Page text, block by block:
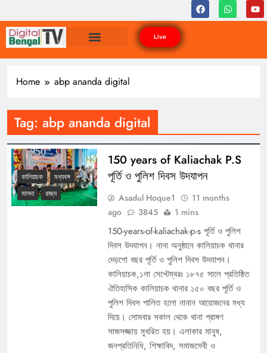
Live
Home abp ananda digital
Tag: abp ananda digital
কালিয়াচক
মধ্যবঙ্গ
মালদা
রাজ্য
150 years of Kaliachak P.S
পূর্তি ও পুলিশ দিবস উদযাপন
Asadul Hoque1
11 months
ago
3845 1 mins
150-years-of-kaliachak-p-s পূর্তি ও পুলিশ
দিবস উদযাপন। নানা অনুষ্ঠানে কালিয়াচক থানার
দেড়শো বছর পূর্তি ও পুলিশ দিবস উদযাপন।
কালিয়াচক,১লা সেপ্টেম্বরঃ ১৮৭৫ সালে প্রতিষ্ঠিত
ঐতিহাসিক কালিয়াচক থানার ১৫০ বছর পূর্তি ও
পুলিশ দিবস পালিত হলো নানান আয়োজনের মধ্য
দিয়ে। সোমবার সকাল থেকে থানা প্রাঙ্গণ
সাজসজ্জায় মুখরিত হয়। এলাকার মানুষ,
জনপ্রতিনিধি, শিক্ষাবিদ, সমাজসেবী ও